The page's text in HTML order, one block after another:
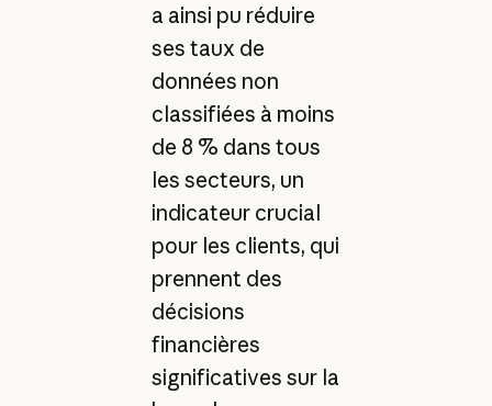
a ainsi pu réduire
ses taux de
données non
classifiées à moins
de 8 % dans tous
les secteurs, un
indicateur crucial
pour les clients, qui
prennent des
décisions
financières
significatives sur la